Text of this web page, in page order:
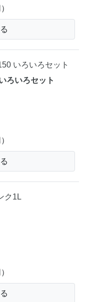
ろいろセット